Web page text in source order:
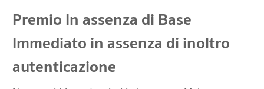
Premio In assenza di Base
Immediato in assenza di inoltro
autenticazione